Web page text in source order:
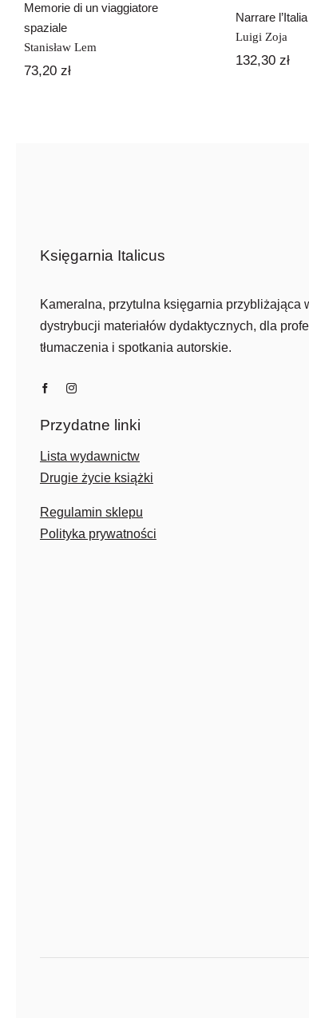
Memorie di un viaggiatore
spaziale
Stanisław Lem
73,20 zł
Narrare l’Italia
Luigi Zoja
132,30 zł
Księgarnia Italicus
Kameralna, przytulna księgarnia przybliżająca
dystrybucji materiałów dydaktycznych, dla
tłumaczenia i spotkania autorskie.
Przydatne linki
Lista wydawnictw
Drugie życie książki
Regulamin sklepu
Polityka prywatności